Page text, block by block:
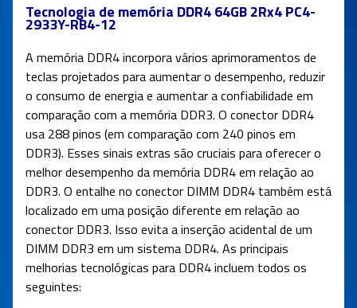
Tecnologia de memória DDR4 64GB 2Rx4 PC4-
2933Y-RB4-12
A memória DDR4 incorpora vários aprimoramentos de
teclas projetados para aumentar o desempenho, reduzir
o consumo de energia e aumentar a confiabilidade em
comparação com a memória DDR3. O conector DDR4
usa 288 pinos (em comparação com 240 pinos em
DDR3). Esses sinais extras são cruciais para oferecer o
melhor desempenho da memória DDR4 em relação ao
DDR3. O entalhe no conector DIMM DDR4 também está
localizado em uma posição diferente em relação ao
conector DDR3. Isso evita a inserção acidental de um
DIMM DDR3 em um sistema DDR4. As principais
melhorias tecnológicas para DDR4 incluem todos os
seguintes: